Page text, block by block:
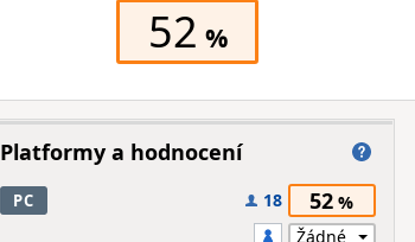
52
Platformy a hodnocení
PC 18 52